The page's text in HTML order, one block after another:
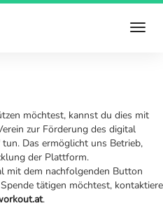
möchtest, kannst du dies mit
zur Förderung des digital
Das ermöglicht uns Betrieb,
der Plattform.
mit dem nachfolgenden Button
tätigen möchtest, kontaktiere
.